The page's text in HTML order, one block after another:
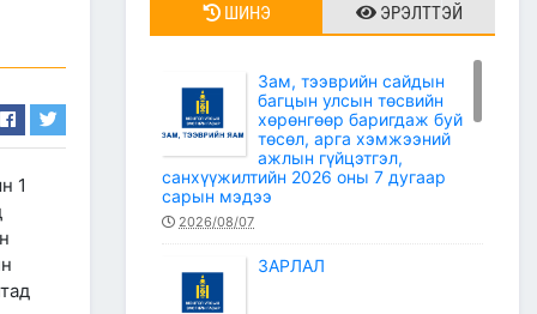
1
ШИНЭ ЭРЭЛТТЭЙ
Зам, тээврийн сайдын
багцын улсын төсвийн
хөрөнгөөр баригдаж буй
төсөл, арга хэмжээний
ажлын гүйцэтгэл,
санхүүжилтийн 2026 оны 7 дугаар
сарын мэдээ
2026/08/07
ЗАРЛАЛ